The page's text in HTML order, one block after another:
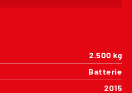
2.500 kg
Batterie
2015